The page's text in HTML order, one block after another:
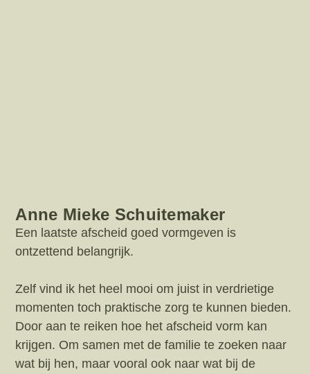
Anne Mieke Schuitemaker
Een laatste afscheid goed vormgeven is
ontzettend belangrijk.
Zelf vind ik het heel mooi om juist in verdrietige
momenten toch praktische zorg te kunnen bieden.
Door aan te reiken hoe het afscheid vorm kan
krijgen. Om samen met de familie te zoeken naar
wat bij hen, maar vooral ook naar wat bij de